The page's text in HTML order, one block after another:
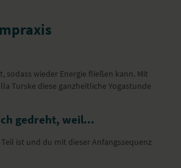
sodass wieder Energie fließen kann. Mit
Turske diese ganzheitliche Yogastunde
gedreht, weil...
Anfangssequenz
kannst.